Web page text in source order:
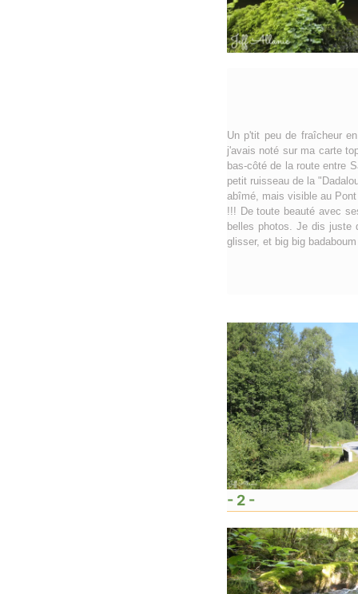
Un p'tit peu de fraîcheur
j'avais noté sur ma carte
bas-côté de la route entre
petit ruisseau de la
abîmé, mais visible au
!!! De toute beauté avec
belles photos. Je dis juste
glisser, et big big
- 2 -